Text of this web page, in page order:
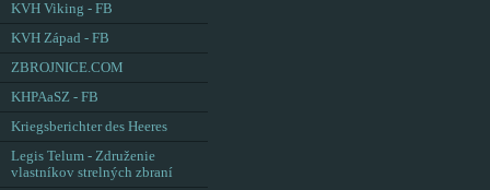
KVH Viking - FB
KVH Západ - FB
ZBROJNICE.COM
KHPAaSZ - FB
Kriegsberichter des Heeres
Legis Telum - Združenie
vlastníkov strelných zbraní